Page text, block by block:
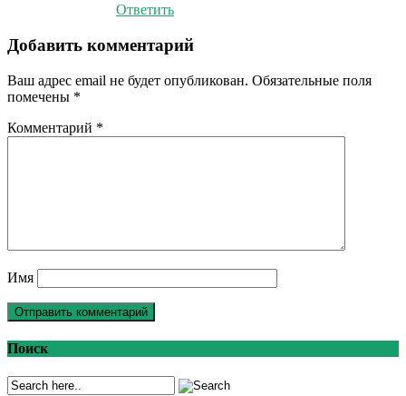
Ответить
Добавить комментарий
Ваш адрес email не будет опубликован. Обязательные поля
помечены *
Комментарий *
Имя
Поиск